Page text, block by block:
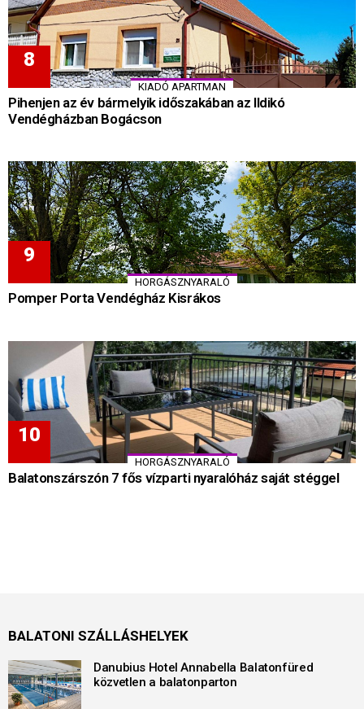
KIADÓ APARTMAN
Pihenjen az év bármelyik időszakában az Ildikó
Vendégházban Bogácson
HORGÁSZNYARALÓ
Pomper Porta Vendégház Kisrákos
HORGÁSZNYARALÓ
Balatonszárszón 7 fős vízparti nyaralóház saját stéggel
BALATONI SZÁLLÁSHELYEK
Danubius Hotel Annabella Balatonfüred
közvetlen a balatonparton